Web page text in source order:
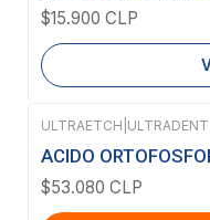
$15.900 CLP
ULTRAETCH ULTRADENT
ACIDO
$53.080 CLP